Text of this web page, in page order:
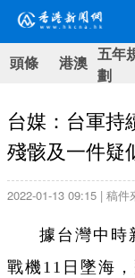
頭條 港澳 五年
劃
台媒：台軍持
殘骸及一件疑
2022-01-13 09:15 | 稿件
據台灣中時
戰機11日墜海